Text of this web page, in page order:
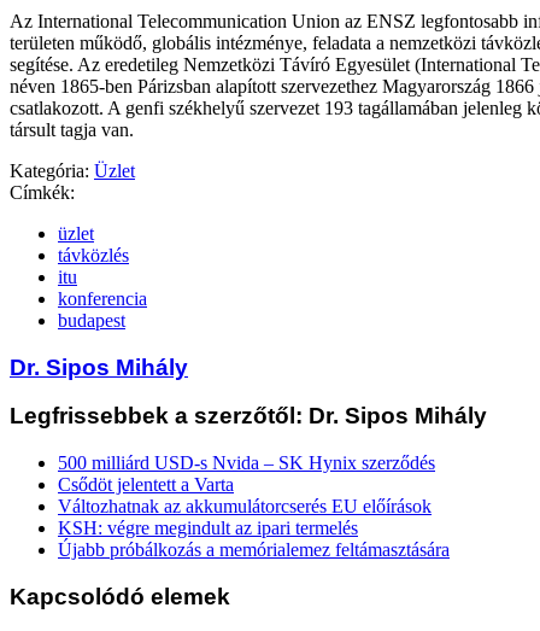
Az International Telecommunication Union az ENSZ legfontosabb
területen működő, globális intézménye, feladata a nemzetközi
segítése. Az eredetileg Nemzetközi Távíró Egyesület (International
néven 1865-ben Párizsban alapított szervezethez Magyarország 1866
csatlakozott. A genfi székhelyű szervezet 193 tagállamában jelenleg
társult tagja van.
Kategória: Üzlet
Címkék:
üzlet
távközlés
itu
konferencia
budapest
Dr. Sipos Mihály
Legfrissebbek a szerzőtől: Dr. Sipos Mihály
500 milliárd USD-s Nvida – SK Hynix szerződés
Csődöt jelentett a Varta
Változhatnak az akkumulátorcserés EU előírások
KSH: végre megindult az ipari termelés
Újabb próbálkozás a memórialemez feltámasztására
Kapcsolódó elemek